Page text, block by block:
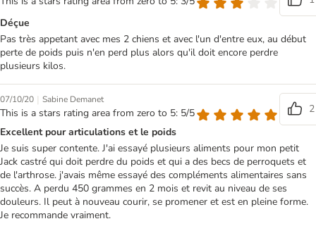
Déçue
Pas très appetant avec mes 2 chiens et avec l'un d'entre eux, au début
perte de poids puis n'en perd plus alors qu'il doit encore perdre
plusieurs kilos.
07/10/20 | Sabine Demanet
This is a stars rating area from zero to 5: 5/5
2
Excellent pour articulations et le poids
Je suis super contente. J'ai essayé plusieurs aliments pour mon petit
Jack castré qui doit perdre du poids et qui a des becs de perroquets et
de l'arthrose. j'avais même essayé des compléments alimentaires sans
succès. A perdu 450 grammes en 2 mois et revit au niveau de ses
douleurs. Il peut à nouveau courir, se promener et est en pleine forme.
Je recommande vraiment.